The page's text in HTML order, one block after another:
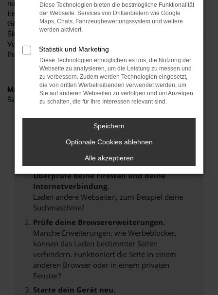
nur, dass es sich aufgrund des bereits vorgenommenen
Eintrags in den Fahrzeugpapieren formal um einen
Gebrauchtwagen handelt. Damit geht einher, dass für eine
Škoda Kodiaq Tageszulassung in Bamberg nicht die strengen
Vorgaben seitens des Automobilherstellers gelten und wir
Ihnen einen besonders attraktiven Preis unterbreiten.
Marken
Škoda
Fehler: Network Error
Beim Laden ist ein Fehler aufgetreten.
Hier sind ein paar Tipps, die dir helfen können:
Überprüfe deine Firewall und deine
Internetverbindung.
Laden andere Webseiten, zum Beispiel deine
Suchmaschine?
Prüfe deine Browsererweiterungen.
Manche Erweiterungen, wie Werbeblocker,
können das Laden bestimmter Seiten
verhindern. Funktioniert die Seite in einem
anderen Browser oder in einem privaten
Fenster?
Starte dein Gerät neu.
Diese Technologien bieten die bestmögliche Funktionalität
der Webseite. Services von Drittanbietern wie Google
Maps, Chats, Fahrzeugbewertungssystem und weitere
werden aktiviert.
Statistik und Marketing
Diese Technologien ermöglichen es uns, die Nutzung der
Webseite zu analysieren, um die Leistung zu messen und
zu verbessern. Zudem werden Technologien eingesetzt,
die von dritten Werbetreibenden verwendet werden, um
Sie auf anderen Webseiten zu verfolgen und um Anzeigen
zu schalten, die für Ihre Interessen relevant sind.
Speichern
Optionale Cookies ablehnen
Alle akzeptieren